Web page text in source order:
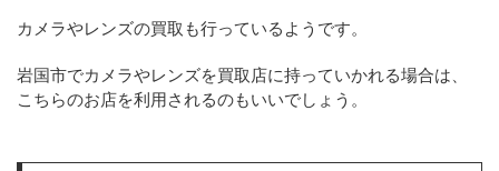
カメラやレンズの買取も行っているようです。
岩国市でカメラやレンズを買取店に持っていかれる場合は、
こちらのお店を利用されるのもいいでしょう。